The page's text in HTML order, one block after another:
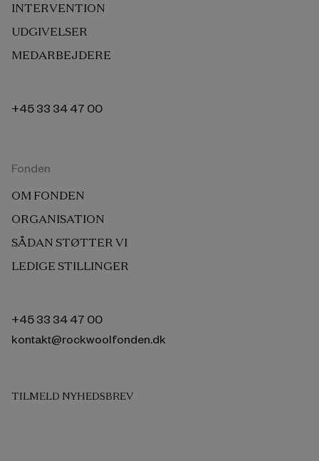
INTERVENTION
UDGIVELSER
MEDARBEJDERE
+45 33 34 47 00
Fonden
OM FONDEN
ORGANISATION
SÅDAN STØTTER VI
LEDIGE STILLINGER
+45 33 34 47 00
kontakt@rockwoolfonden.dk
TILMELD NYHEDSBREV